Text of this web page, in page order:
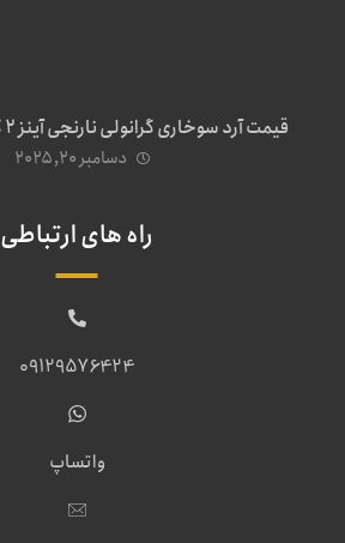
قیمت آرد سوخاری گرانولی نارنجی آینز ۲ کیلویی در آذر ۱۴۰۴
دسامبر ۲۰, ۲۰۲۵
راه های ارتباطی
09129576424
واتساپ